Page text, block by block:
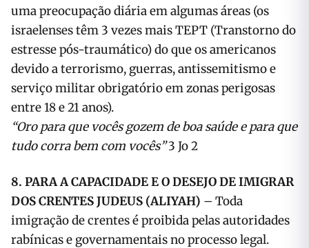
uma preocupação diária em algumas áreas (os
israelenses têm 3 vezes mais TEPT (Transtorno do
estresse pós-traumático) do que os americanos
devido a terrorismo, guerras, antissemitismo e
serviço militar obrigatório em zonas perigosas
entre 18 e 21 anos).
“Oro para que vocês gozem de boa saúde e para que
tudo corra bem com vocês”3 Jo 2
8. PARA A CAPACIDADE E O DESEJO DE IMIGRAR
DOS CRENTES JUDEUS (ALIYAH) – Toda
imigração de crentes é proibida pelas autoridades
rabínicas e governamentais no processo legal.